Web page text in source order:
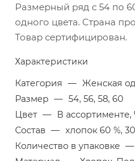
Размерный ряд с 54 по
одного цвета. Страна
Товар сертифицирован.
Характеристики
Категория — Женская
Размер — 54, 56, 58, 60
Цвет — В
Состав — хлопок 60 %,
Количество в упаковке —